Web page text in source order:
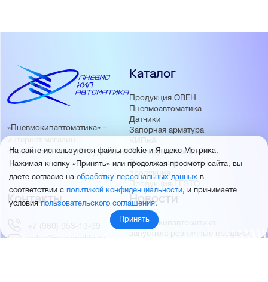
«Пневмокипавтоматика» –
интернет-магазин
промышленного оборудования
Каталог
Продукция ОВЕН
Пневмоавтоматика
Датчики
Запорная арматура
КИПиА
Приводная техника
Электротехническая
продукция
Продукция FESTO
Новости
Пневмокипавтоматика
запустила розничные продажи
Контакты
+7 (960) 953-19-99
sales@pnevmokip.ru
На сайте используются файлы cookie и Яндекс Метрика.
Нажимая кнопку «Принять» или продолжая просмотр сайта, вы
даете согласие на обработку персональных данных в
соответствии с политикой конфиденциальности, и принимаете
условияпользовательского соглашения.
Принять